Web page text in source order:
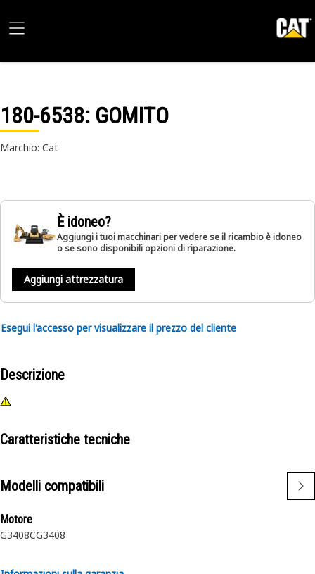
180-6538: GOMITO
Marchio: Cat
È idoneo?
Aggiungi i tuoi macchinari per vedere se il ricambio è idoneo
o se sono disponibili opzioni di riparazione.
Aggiungi attrezzatura
Esegui l'accesso per visualizzare il prezzo del cliente
Descrizione
Caratteristiche tecniche
Modelli compatibili
Motore
G3408CG3408